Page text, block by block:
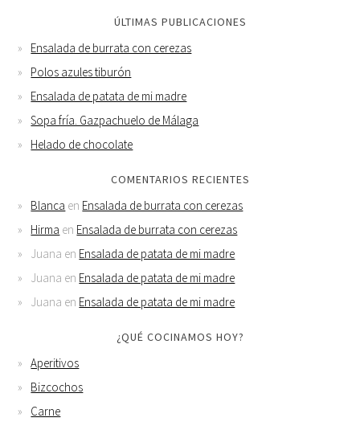
ÚLTIMAS PUBLICACIONES
Ensalada de burrata con cerezas
Polos azules tiburón
Ensalada de patata de mi madre
Sopa fría. Gazpachuelo de Málaga
Helado de chocolate
COMENTARIOS RECIENTES
Blanca en Ensalada de burrata con cerezas
Hirma en Ensalada de burrata con cerezas
Juana en Ensalada de patata de mi madre
Juana en Ensalada de patata de mi madre
Juana en Ensalada de patata de mi madre
¿QUÉ COCINAMOS HOY?
Aperitivos
Bizcochos
Carne